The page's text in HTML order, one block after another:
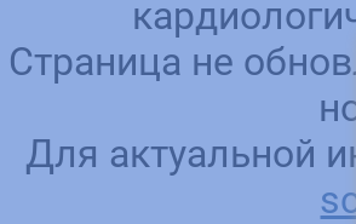
Страница не
Для актуальной